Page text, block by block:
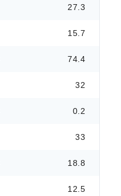
27.3
15.7
74.4
32
0.2
33
18.8
12.5